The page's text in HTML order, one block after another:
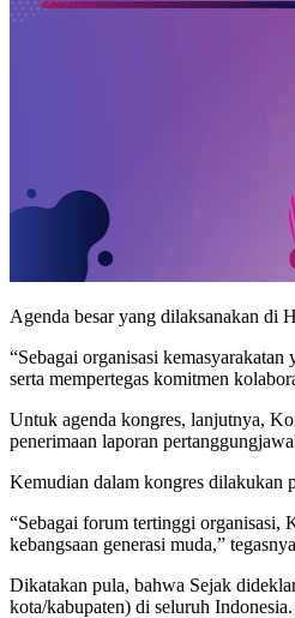
Agenda besar yang dilaksanakan di
“Sebagai organisasi
serta mempertegas komitmen
Untuk agenda kongres, lanjutnya,
penerimaan laporan
Kemudian dalam kongres dilakukan
“Sebagai forum tertinggi organisasi,
kebangsaan generasi muda,”
Dikatakan pula, bahwa Sejak
kota/kabupaten) di seluruh Indonesia.